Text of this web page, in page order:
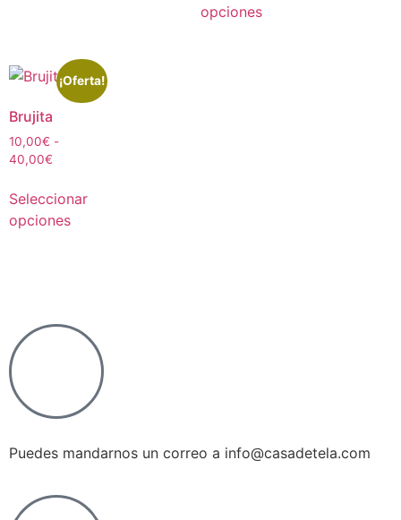
opciones
¡Oferta!
Brujita
10,00€ -
40,00€
Seleccionar
opciones
Puedes mandarnos un correo a info@casadetela.com